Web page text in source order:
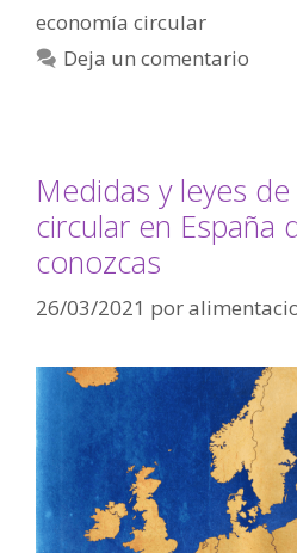
economía circular
Deja un comentario
Medidas y leyes
circular en España
conozcas
26/03/2021 por